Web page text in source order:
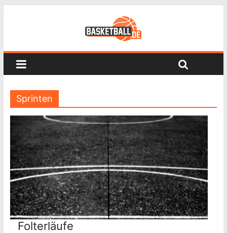
Sprinten
Folterläufe